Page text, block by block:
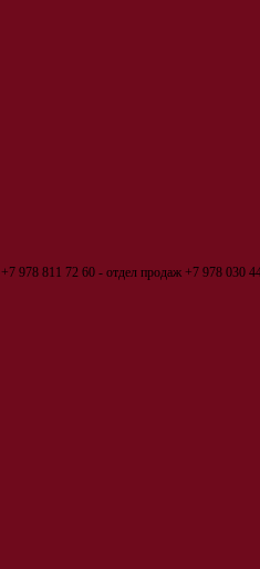
+7 978 811 72 60 - отдел продаж +7 978 030